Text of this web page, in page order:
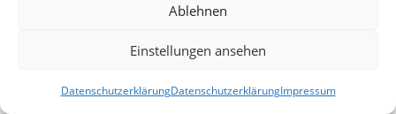
Ablehnen
Einstellungen ansehen
DatenschutzerklärungDatenschutzerklärungImpressum
„..unser Vereinsleben zu verbessern…“
räumt Istvanek ein, dass ihm